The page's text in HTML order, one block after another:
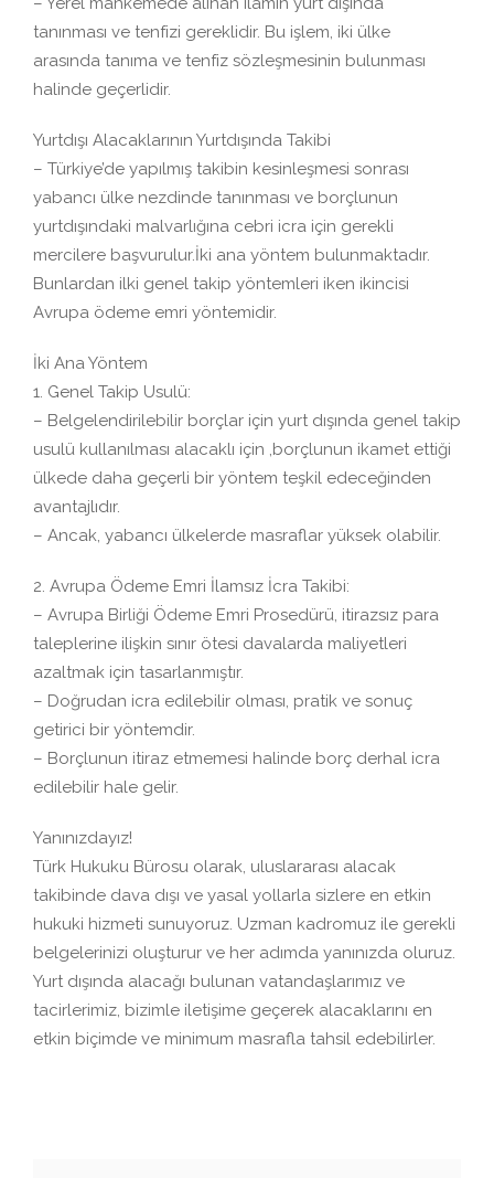
tanınması ve tenfizi gereklidir. Bu işlem, iki ülke
arasında tanıma ve tenfiz sözleşmesinin bulunması
halinde geçerlidir.
Yurtdışı Alacaklarının Yurtdışında Takibi
– Türkiye’de yapılmış takibin kesinleşmesi sonrası
yabancı ülke nezdinde tanınması ve borçlunun
yurtdışındaki malvarlığına cebri icra için gerekli
mercilere başvurulur.İki ana yöntem bulunmaktadır.
Bunlardan ilki genel takip yöntemleri iken ikincisi
Avrupa ödeme emri yöntemidir.
İki Ana Yöntem
1. Genel Takip Usulü:
– Belgelendirilebilir borçlar için yurt dışında genel takip
usulü kullanılması alacaklı için ,borçlunun ikamet ettiği
ülkede daha geçerli bir yöntem teşkil edeceğinden
avantajlıdır.
– Ancak, yabancı ülkelerde masraflar yüksek olabilir.
2. Avrupa Ödeme Emri İlamsız İcra Takibi:
– Avrupa Birliği Ödeme Emri Prosedürü, itirazsız para
taleplerine ilişkin sınır ötesi davalarda maliyetleri
azaltmak için tasarlanmıştır.
– Doğrudan icra edilebilir olması, pratik ve sonuç
getirici bir yöntemdir.
– Borçlunun itiraz etmemesi halinde borç derhal icra
edilebilir hale gelir.
Yanınızdayız!
Türk Hukuku Bürosu olarak, uluslararası alacak
takibinde dava dışı ve yasal yollarla sizlere en etkin
hukuki hizmeti sunuyoruz. Uzman kadromuz ile gerekli
belgelerinizi oluşturur ve her adımda yanınızda oluruz.
Yurt dışında alacağı bulunan vatandaşlarımız ve
tacirlerimiz, bizimle iletişime geçerek alacaklarını en
etkin biçimde ve minimum masrafla tahsil edebilirler.